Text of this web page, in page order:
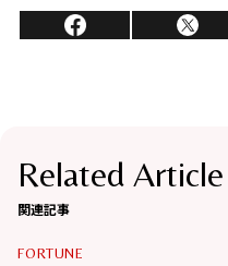
Related Article
関連記事
FORTUNE